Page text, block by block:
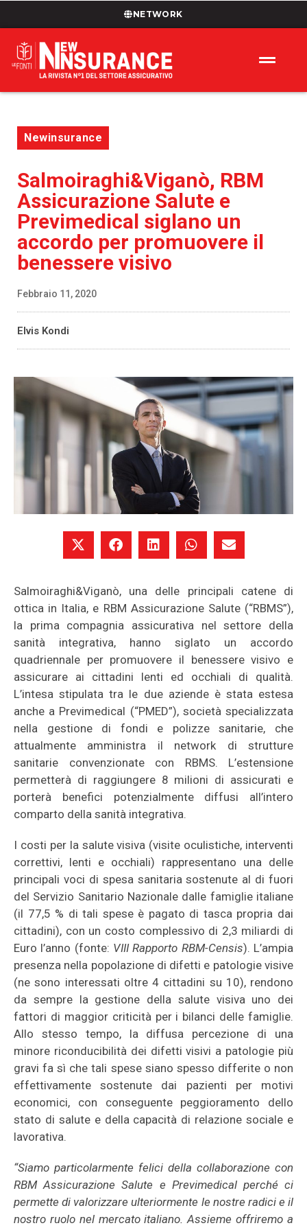
NETWORK
Newinsurance
Salmoiraghi&Viganò, RBM
Assicurazione Salute e
Previmedical siglano un
accordo per promuovere il
benessere visivo
Febbraio 11, 2020
Elvis Kondi
Salmoiraghi&Viganò, una delle principali catene di
ottica in Italia, e RBM Assicurazione Salute (“RBMS”),
la prima compagnia assicurativa nel settore della
sanità integrativa, hanno siglato un accordo
quadriennale per promuovere il benessere visivo e
assicurare ai cittadini lenti ed occhiali di qualità.
L’intesa stipulata tra le due aziende è stata estesa
anche a Previmedical (“PMED”), società specializzata
nella gestione di fondi e polizze sanitarie, che
attualmente amministra il network di strutture
sanitarie convenzionate con RBMS. L’estensione
permetterà di raggiungere 8 milioni di assicurati e
porterà benefici potenzialmente diffusi all’intero
comparto della sanità integrativa.
I costi per la salute visiva (visite oculistiche, interventi
correttivi, lenti e occhiali) rappresentano una delle
principali voci di spesa sanitaria sostenute al di fuori
del Servizio Sanitario Nazionale dalle famiglie italiane
(il 77,5 % di tali spese è pagato di tasca propria dai
cittadini), con un costo complessivo di 2,3 miliardi di
Euro l’anno (fonte: VIII Rapporto RBM-Censis). L’ampia
presenza nella popolazione di difetti e patologie visive
(ne sono interessati oltre 4 cittadini su 10), rendono
da sempre la gestione della salute visiva uno dei
fattori di maggior criticità per i bilanci delle famiglie.
Allo stesso tempo, la diffusa percezione di una
minore riconducibilità dei difetti visivi a patologie più
gravi fa sì che tali spese siano spesso differite o non
effettivamente sostenute dai pazienti per motivi
economici, con conseguente peggioramento dello
stato di salute e della capacità di relazione sociale e
lavorativa.
“Siamo particolarmente felici della collaborazione con
RBM Assicurazione Salute e Previmedical perché ci
permette di valorizzare ulteriormente le nostre radici e il
nostro ruolo nel mercato italiano. Assieme offriremo a